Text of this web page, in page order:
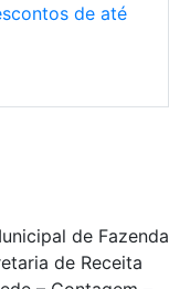
de até
de Fazenda
de Receita